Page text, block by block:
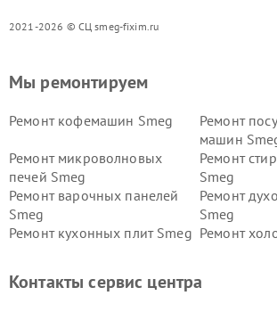
2021-2026 © СЦ smeg-fixim.ru
Мы ремонтируем
Ремонт кофемашин Smeg
Ремонт
машин
Ремонт микроволновых
печей Smeg
Ремонт
Smeg
Ремонт варочных панелей
Smeg
Ремонт
Smeg
Ремонт кухонных плит Smeg Ремонт
Контакты сервис центра